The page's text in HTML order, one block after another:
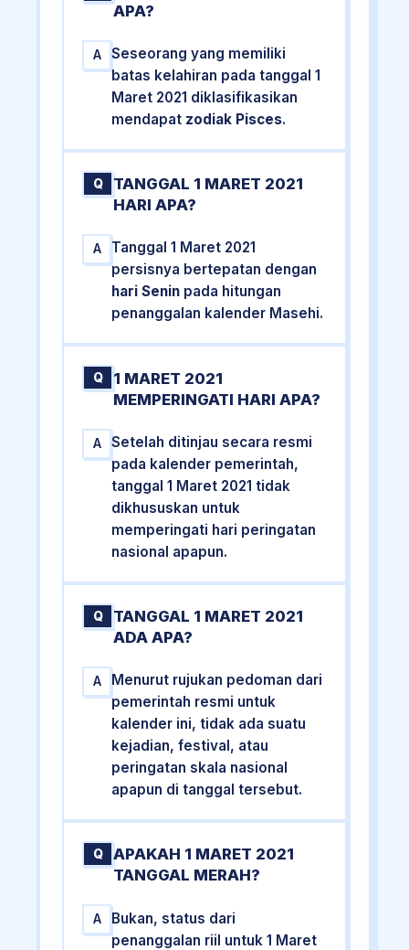
APA?
A
Seseorang yang memiliki
batas kelahiran pada tanggal 1
Maret 2021 diklasifikasikan
mendapat zodiak Pisces.
Q
TANGGAL 1 MARET 2021
HARI APA?
A
Tanggal 1 Maret 2021
persisnya bertepatan dengan
hari Senin pada hitungan
penanggalan kalender Masehi.
Q
1 MARET 2021
MEMPERINGATI HARI APA?
A
Setelah ditinjau secara resmi
pada kalender pemerintah,
tanggal 1 Maret 2021 tidak
dikhususkan untuk
memperingati hari peringatan
nasional apapun.
Q
TANGGAL 1 MARET 2021
ADA APA?
A
Menurut rujukan pedoman dari
pemerintah resmi untuk
kalender ini, tidak ada suatu
kejadian, festival, atau
peringatan skala nasional
apapun di tanggal tersebut.
Q
APAKAH 1 MARET 2021
TANGGAL MERAH?
A
Bukan, status dari
penanggalan riil untuk 1 Maret